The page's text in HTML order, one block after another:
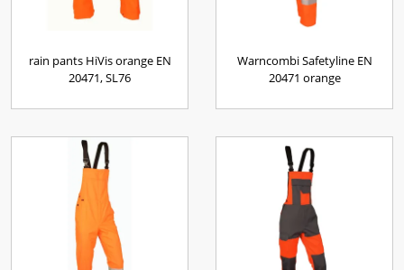
rain pants HiVis orange EN
20471, SL76
Warncombi Safetyline EN
20471 orange